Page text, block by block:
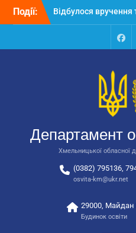
Перейти
Події:
Відбулося засідання
колегії
освіти та науки
державної
відповідальних за
національно-
автобусів для
закладів освіти
Департамент
Хмельницької обласної
(0382) 795136,
osvita-km@ukr.net
29000, Майдан
Будинок освіти